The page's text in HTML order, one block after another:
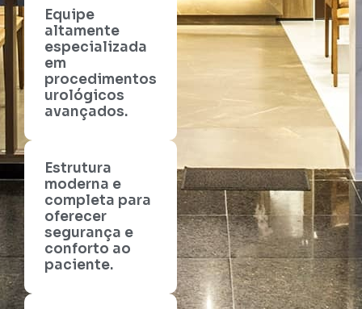
Equipe
altamente
especializada
em
procedimentos
urológicos
avançados.
Estrutura
moderna e
completa para
oferecer
segurança e
conforto ao
paciente.